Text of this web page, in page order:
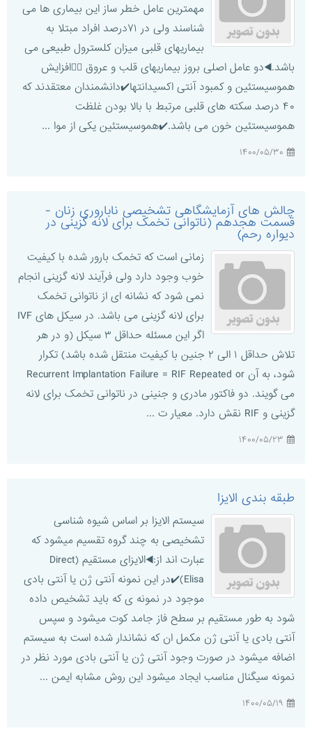
مهمترین عامل خطر ساز این بیماری ها می
شناسند ولی در ۷۱درصد افراد مبتلا به
بیماریهای قلبی میزان کلسترول طبیعی می
باشد.◀️دو عامل اصلی بروز بیماریهای قلب و عروق ۱️⃣افزایش
هموسیستئین و کمبود آنتی اکسیدانتها✔️دانشمندان معتقدند که
۴۰ درصد سکته های قلبی مرتبط با بالا بودن غلظت
هموسیستئین خون می باشد.✔️هموسیستئین یکی از موا ...
چالش های آزمایشگاهی تشخیصی ناباروری زنان -
قسمت هجدهم (ناتوانی تخمک برای لانه گزینی در
دیواره رحم)
زمانی است که تخمک بارور شده با کیفیت
خوب وجود دارد ولی فرآیند لانه گزینی انجام
نمی شود که نشانه ای از ناتوانی تخمک
برای لانه گزینی می باشد. در سیکل های IVF
اگر این مسئله حداقل ۳ سیکل (و در هر
تلاش حداقل ۱ الی ۲ جنین با کیفیت منتقل شده باشد) تکرار
شود، به آن Recurrent Implantation Failure = RIF Repeated or
می گویند. دو فاکتور مادری و جنینی در ناتوانی تخمک برای لانه
گزینی و RIF نقش دارد. معیار ت ...
طبقه بندی الایزا
سیستم الایزا بر اساس شیوه شناسی
تشخیصی به چند گروه تقسیم میشود که
عبارت اند از:◀️الایزای مستقیم (Direct
Elisa)✔️در این نمونه آنتی ژن یا آنتی بادی
موجود در نمونه ی که باید تشخیص داده
شود به طور مستقیم بر سطح فاز جامد کوت میشود و سپس
آنتی بادی یا آنتی ژن مکمل ان که نشاندار شده است به سیستم
اضافه میشود در صورت وجود آنتی ژن یا آنتی بادی مورد نظر در
نمونه سیگنال مناسب ایجاد میشود این روش مشابه ایمن ...